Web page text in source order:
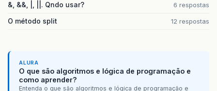
&, &&, |, ||. Qndo usar? 6 respostas
O método split 12 respostas
ALURA
O que são algoritmos e lógica de programação e
como aprender?
Entenda o que são algoritmos e lógica de programação e